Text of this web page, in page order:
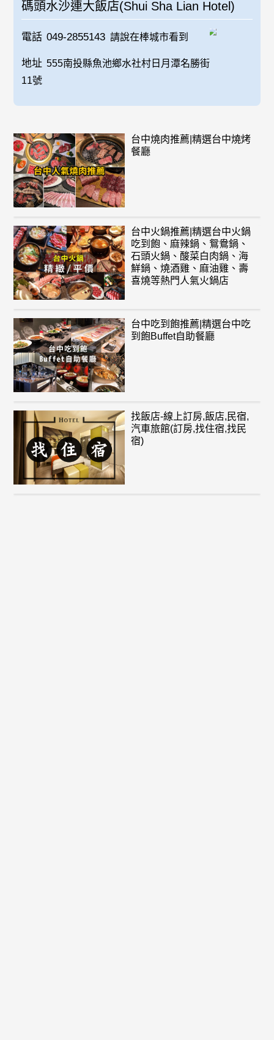
碼頭水沙連大飯店(Shui Sha Lian Hotel)
電話 049-2855143 請說在棒城市看到
地址 555南投縣魚池鄉水社村日月潭名勝街
11號
台中燒肉推薦|精選台中燒烤
餐廳
台中火鍋推薦|精選台中火鍋
吃到飽、麻辣鍋、鴛鴦鍋、
石頭火鍋、酸菜白肉鍋、海
鮮鍋、燒酒雞、麻油雞、壽
喜燒等熱門人氣火鍋店
台中吃到飽推薦|精選台中吃
到飽Buffet自助餐廳
找飯店-線上訂房,飯店,民宿,
汽車旅館(訂房,找住宿,找民
宿)